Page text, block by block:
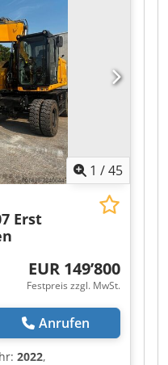
Dokumentation
1 /45
Erst
EUR 149’800
Festpreis zzgl. MwSt.
Anrufen
2022,